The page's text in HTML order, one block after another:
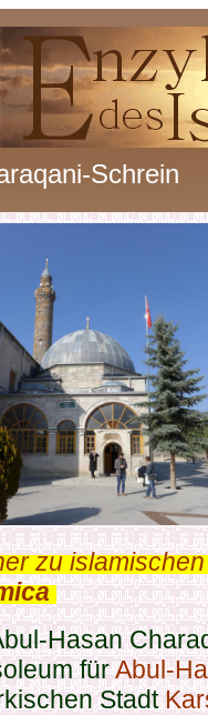
Schrein
zu
.
Hasan
fürAbul-
Stadt